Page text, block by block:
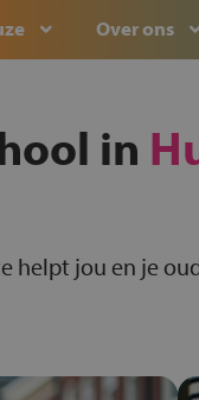
Over ons
in
helpt jou en je